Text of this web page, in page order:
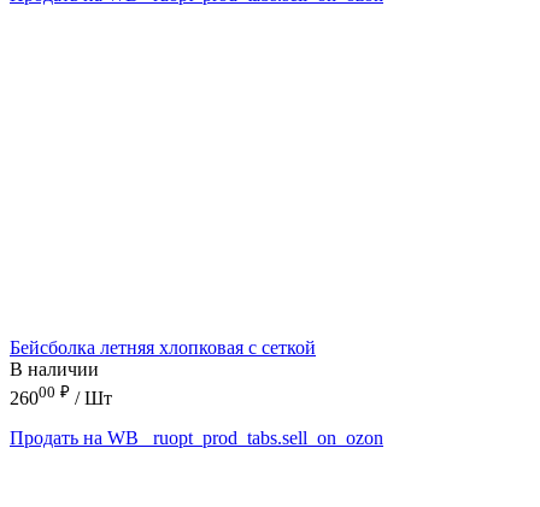
Бейсболка летняя хлопковая с сеткой
В наличии
26000 ₽ / Шт
Продать на WB
_ruopt_prod_tabs.sell_on_ozon